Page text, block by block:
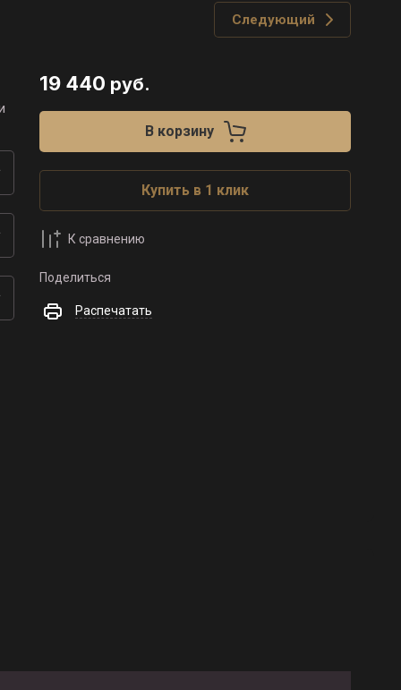
Следующий
19 440 руб.
В корзину
Купить в 1 клик
К сравнению
Поделиться
Распечатать